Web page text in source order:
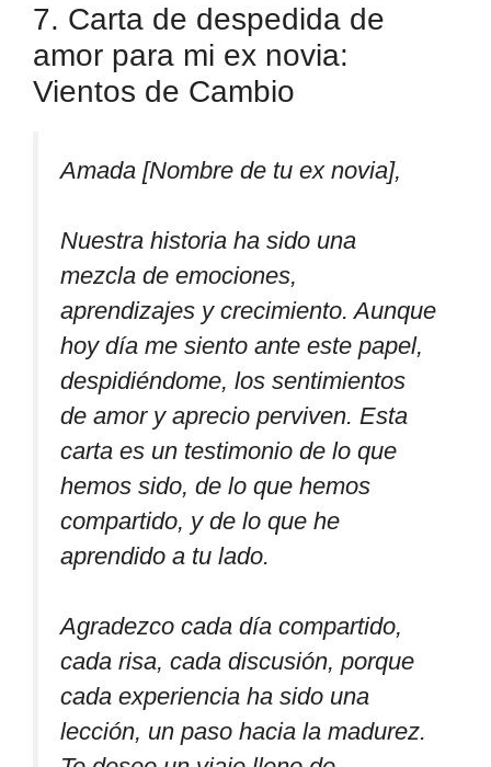
7. Carta de despedida de
amor para mi ex novia:
Vientos de Cambio
Amada [Nombre de tu ex novia],
Nuestra historia ha sido una
mezcla de emociones,
aprendizajes y crecimiento. Aunque
hoy día me siento ante este papel,
despidiéndome, los sentimientos
de amor y aprecio perviven. Esta
carta es un testimonio de lo que
hemos sido, de lo que hemos
compartido, y de lo que he
aprendido a tu lado.
Agradezco cada día compartido,
cada risa, cada discusión, porque
cada experiencia ha sido una
lección, un paso hacia la madurez.